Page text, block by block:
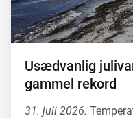
Usædvanlig
gammel rekord
31. juli 2026.